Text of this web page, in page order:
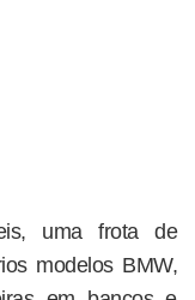
uma frota de
modelos BMW,